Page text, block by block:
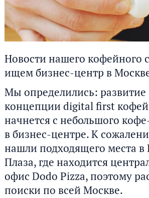
Новости нашего кофейного
ищем бизнес-центр в
Мы определились: развитие
концепции digital first
начнется с небольшого
в бизнес-центре. К
нашли подходящего места
Плаза, где находится
офис Dodo Pizza, поэтому
поиски по всей Москве.